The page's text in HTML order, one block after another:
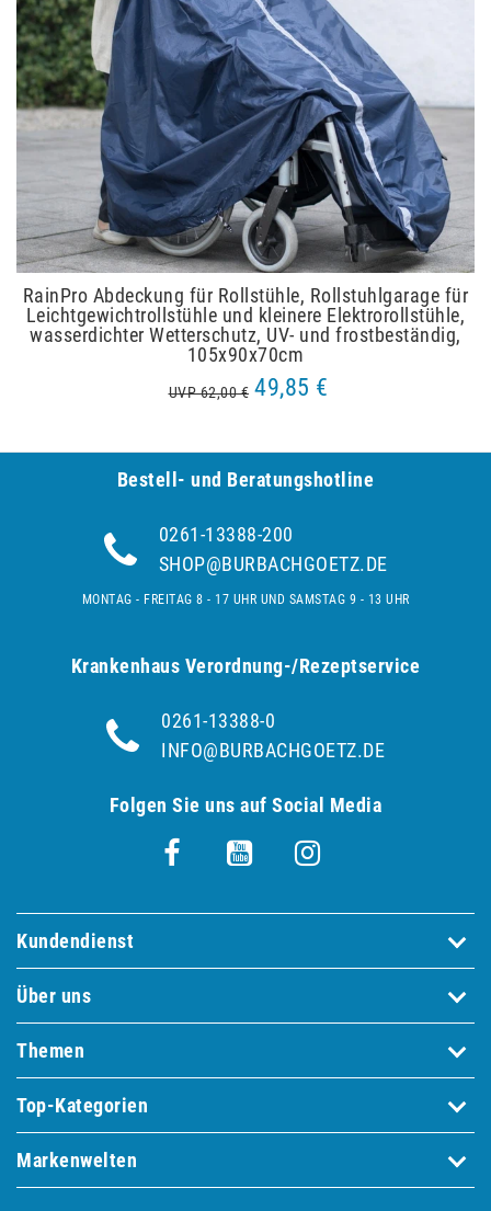
RainPro Abdeckung für Rollstühle, Rollstuhlgarage für
Leichtgewichtrollstühle und kleinere Elektrorollstühle,
wasserdichter Wetterschutz, UV- und frostbeständig,
105x90x70cm
UVP 62,00 € 49,85 €
Bestell- und Be­ra­tungs­hot­line
0261-13388-200
SHOP@BURBACHGOETZ.DE
MONTAG - FREITAG 8 - 17 UHR UND SAMSTAG 9 - 13 UHR
Krankenhaus Verordnung-/Rezeptservice
0261-13388-0
INFO@BURBACHGOETZ.DE
Folgen Sie uns auf Social Media
Kundendienst
Über uns
Themen
Top-Kategorien
Markenwelten